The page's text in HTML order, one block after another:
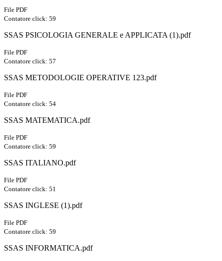
File PDF
Contatore click: 59
SSAS PSICOLOGIA GENERALE e APPLICATA (1).pdf
File PDF
Contatore click: 57
SSAS METODOLOGIE OPERATIVE 123.pdf
File PDF
Contatore click: 54
SSAS MATEMATICA.pdf
File PDF
Contatore click: 59
SSAS ITALIANO.pdf
File PDF
Contatore click: 51
SSAS INGLESE (1).pdf
File PDF
Contatore click: 59
SSAS INFORMATICA.pdf